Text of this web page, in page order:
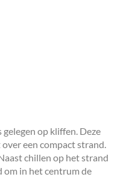
op kliffen. Deze
een compact strand.
chillen op het strand
om in het centrum de